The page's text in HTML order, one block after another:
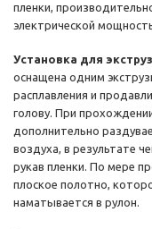
пленки,
электрической
Установка для
оснащена одним
расплавления и
голову. При
дополнительно
воздуха, в результате
рукав пленки. По мере
плоское полотно,
наматывается в рулон.